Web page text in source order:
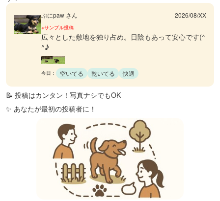
ぷにpaw さん 2026/08/XX
※サンプル投稿
広々とした敷地を独り占め。日陰もあって安心です(^
^♪
今日： 空いてる 乾いてる 快適
📝 投稿はカンタン！写真ナシでもOK
✨ あなたが最初の投稿者に！